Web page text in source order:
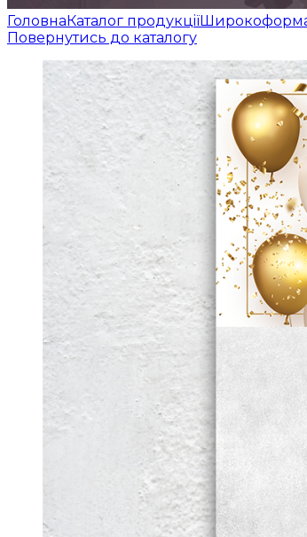
ГоловнаКаталог продукцiї
Повернутись до каталогу